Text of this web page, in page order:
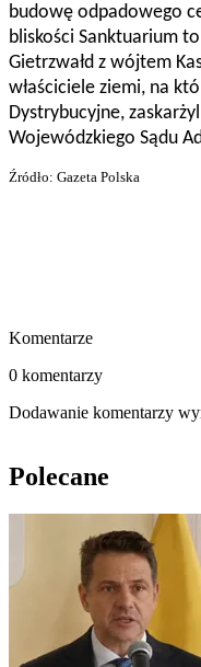
budowę odpadowego
bliskości Sanktuarium
Gietrzwałd z wójtem
właściciele ziemi, na
Dystrybucyjne,
Wojewódzkiego Sądu
Źródło: Gazeta Polska
Komentarze
0 komentarzy
Dodawanie komentarzy
Polecane